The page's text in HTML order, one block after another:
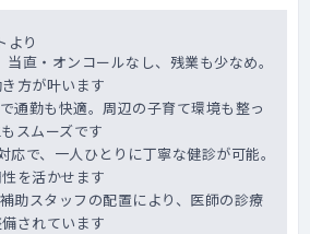
より
直・オンコールなし、残業も少なめ。
方が叶います
通勤も快適。周辺の子育て環境も整っ
スムーズです
応で、一人ひとりに丁寧な健診が可能。
を活かせます
助スタッフの配置により、医師の診療
されています